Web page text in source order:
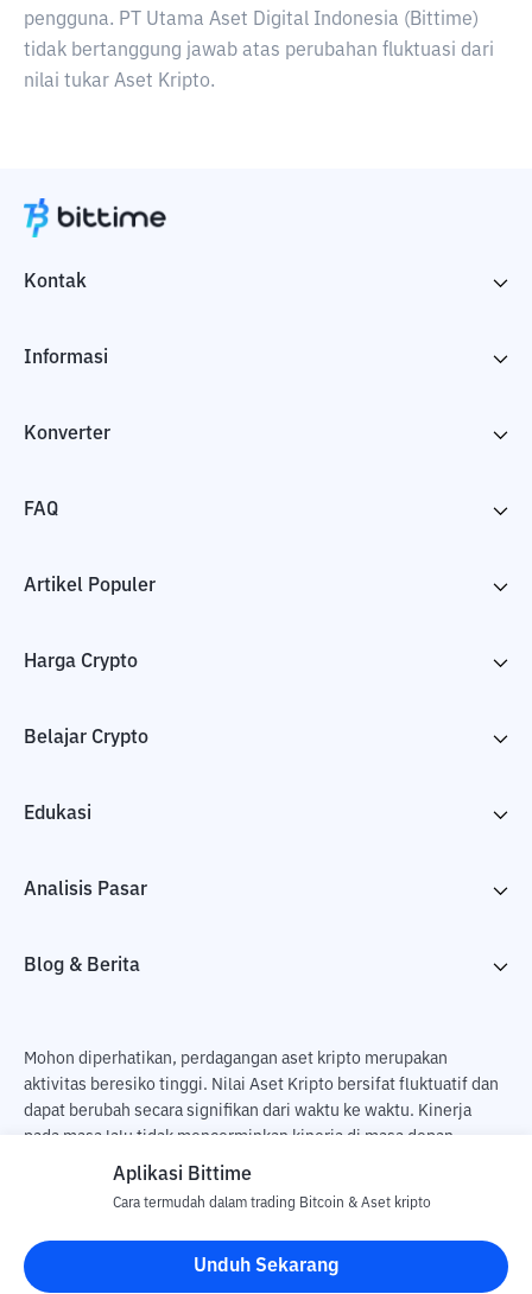
pengguna. PT Utama Aset Digital Indonesia (Bittime)
tidak bertanggung jawab atas perubahan fluktuasi dari
nilai tukar Aset Kripto.
Kontak
Informasi
Konverter
FAQ
Artikel Populer
Harga Crypto
Belajar Crypto
Edukasi
Analisis Pasar
Blog & Berita
Mohon diperhatikan, perdagangan aset kripto merupakan
aktivitas beresiko tinggi. Nilai Aset Kripto bersifat fluktuatif dan
dapat berubah secara signifikan dari waktu ke waktu. Kinerja
pada masa lalu tidak mencerminkan kinerja di masa depan.
Terdapat risiko kehilangan sebagai dampak dari membeli dan
pengguna. PT Utama Aset Digital Indonesia (Bittime) tidak
bertanggung jawab atas perubahan fluktuasi dari nilai tukar Aset
Kripto.
Aplikasi Bittime
Cara termudah dalam trading Bitcoin & Aset kripto
Unduh Sekarang